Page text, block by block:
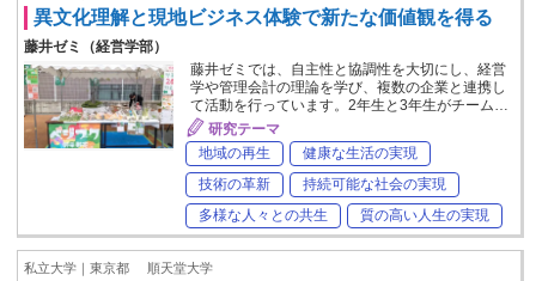
異文化理解と現地ビジネス体験で新たな価値観を得る
藤井ゼミ（経営学部）
藤井ゼミでは、自主性と協調性を大切にし、経営
学や管理会計の理論を学び、複数の企業と連携し
て活動を行っています。2年生と3年生がチーム…
研究テーマ
地域の再生
健康な生活の実現
技術の革新
持続可能な社会の実現
多様な人々との共生
質の高い人生の実現
私立大学｜東京都 順天堂大学